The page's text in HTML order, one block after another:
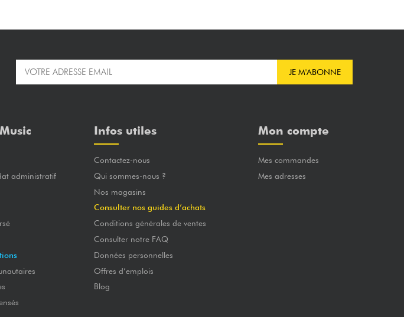
JE M'ABONNE
administratif
Infos utiles
Contactez-nous
Qui sommes-nous ?
Nos magasins
Consulter nos guides d’achats
Conditions générales de ventes
Consulter notre FAQ
Données personnelles
Offres d’emplois
Blog
Mon compte
Mes commandes
Mes adresses